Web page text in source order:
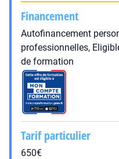
Financement
Autofinancement
professionnelles,
de formation
Tarif particulier
650€